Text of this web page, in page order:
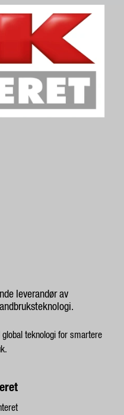
leverandør av
teknologi for smartere